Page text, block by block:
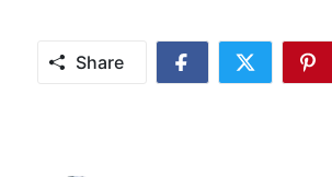
Share
Share
Share